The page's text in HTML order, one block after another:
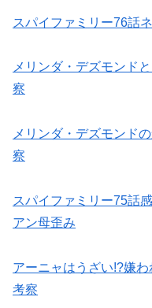
スパイファミリー76話
メリンダ・デズモンド
察
メリンダ・デズモンド
察
スパイファミリー75話
アン母歪み
アーニャはうざい!?嫌
考察